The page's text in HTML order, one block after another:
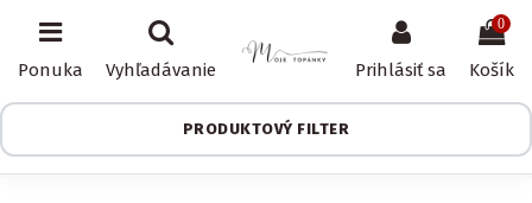
Ponuka Vyhľadávanie Prihlásiť sa
0
Košík
PRODUKTOVÝ FILTER